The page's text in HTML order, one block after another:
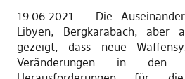
19.06.2021 – Die
Libyen, Bergkarabach, aber
gezeigt, dass neue
Veränderungen in den